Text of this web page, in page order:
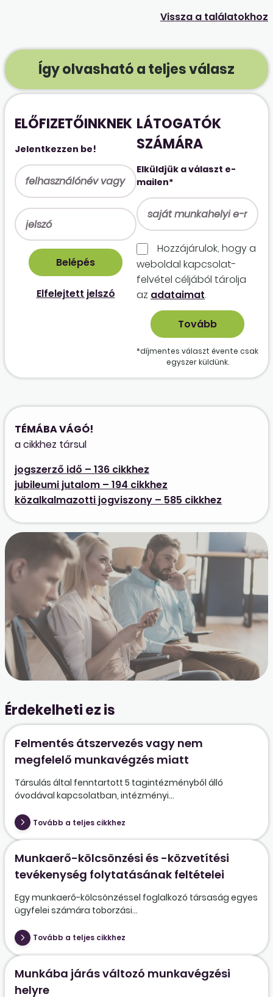
Vissza a találatokhoz
Így olvasható a teljes válasz
ELŐFIZETŐINKNEK
Jelentkezzen be!
Elfelejtett jelszó
LÁTOGATÓK
SZÁMÁRA
Elküldjük a választ e-
mailen*
Hozzájárulok, hogy a
weboldal kapcso­lat­
felvétel céljából tárolja
az adataimat.
*díjmentes választ évente csak
egyszer küldünk.
TÉMÁBA VÁGÓ!
a cikkhez társul
jogszerző idő – 136 cikkhez
jubileumi jutalom – 194 cikkhez
közalkalmazotti jogviszony – 585 cikkhez
Érdekelheti ez is
Felmentés átszervezés vagy nem
megfelelő munkavégzés miatt
Társulás által fenntartott 5 tagintézményből álló
óvodával kapcsolatban, intézményi...
Tovább a teljes cikkhez
Munkaerő-kölcsönzési és -közvetítési
tevékenység folytatásának feltételei
Egy munkaerő-kölcsönzéssel foglalkozó társaság egyes
ügyfelei számára toborzási...
Tovább a teljes cikkhez
Munkába járás változó munkavégzési
helyre